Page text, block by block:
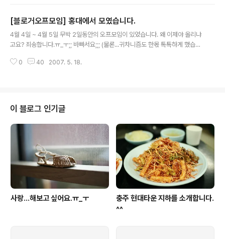
호하면..말하는 명언이 하나 있지요.^^ "인디언이 기우제를
지내면 100% 비가 내린데.... 이유는 말이지...인디언은 비
가 내릴때까지 기우제를 지내기 때문이야..." 저도...애인이
[블로거오프모임] 홍대에서 모였습니다.
4월 4일 ~ 4월 5일 무박 2일동안의 오프모임이 있었습니다. 왜 이제야 올리냐
고요? 죄송합니다.ㅠ_ㅜ;; 바빠서요;;; (물론...귀차니즘도 한몫 톡톡하게 했습니
끔..(?) 왕래가 있기에.. 부담없이...모임에 참가하기로 했었습니다. 각설하고 모
서... 다들 노래를 잘 부르셔서..- _ -; 저의 절대 음감은 더욱 빛을 바랬습니다....
아하하..그래요..저 노래 못불러요.ㅜ..
0 40 2007. 5. 18.
이 블로그 인기글
사랑...해보고 싶어요.ㅠ_ㅜ
충주 현대타운 지하를 소개합니다.
^^